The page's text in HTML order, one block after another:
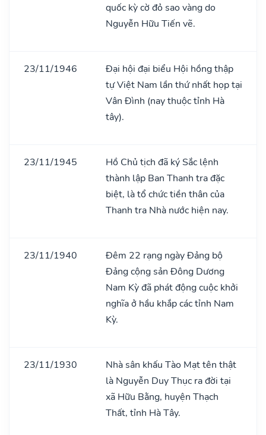
quốc kỳ cờ đỏ sao vàng do
Nguyễn Hữu Tiến vẽ.
23/11/1946
Đại hội đại biểu Hội hồng thập
tự Việt Nam lần thứ nhất họp tại
Vân Đình (nay thuộc tỉnh Hà
tây).
23/11/1945
Hồ Chủ tịch đã ký Sắc lệnh
thành lập Ban Thanh tra đặc
biệt, là tổ chức tiền thân của
Thanh tra Nhà nước hiện nay.
23/11/1940
Đêm 22 rạng ngày Đảng bộ
Đảng cộng sản Đông Dương
Nam Kỳ đã phát động cuộc khởi
nghĩa ở hầu khắp các tỉnh Nam
Kỳ.
23/11/1930
Nhà sân khấu Tào Mạt tên thật
là Nguyễn Duy Thục ra đời tại
xã Hữu Bằng, huyện Thạch
Thất, tỉnh Hà Tây.